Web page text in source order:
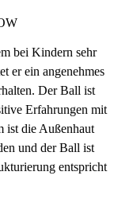
bei Kindern sehr
er ein angenehmes
Der Ball ist
Erfahrungen mit
ist die Außenhaut
und der Ball ist
entspricht